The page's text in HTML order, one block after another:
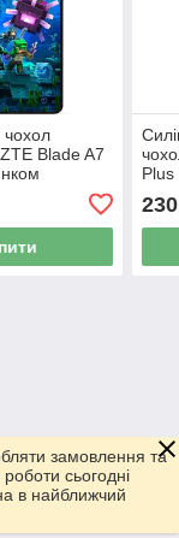
чохол
Blade A7
230
замовлення та
сьогодні
в найближчий